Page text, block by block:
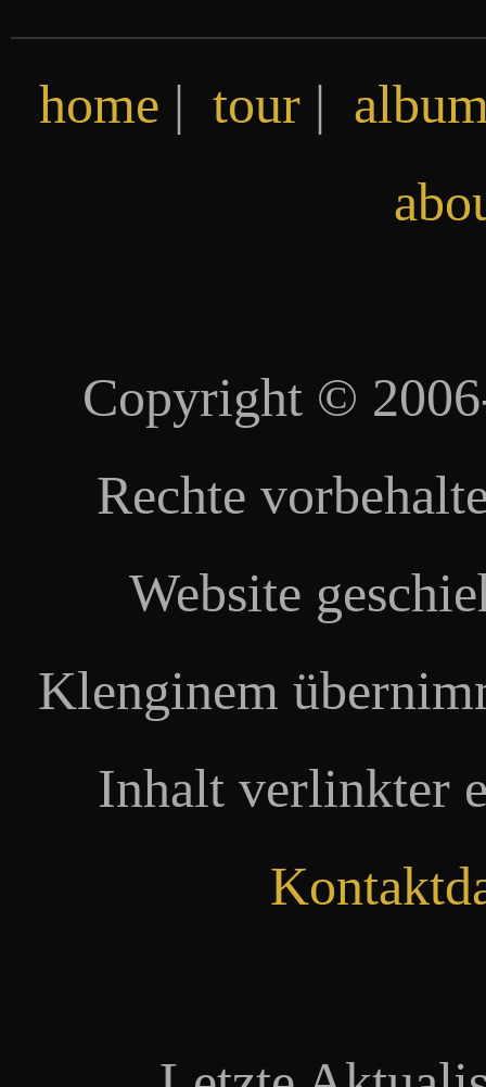
home | tour |
Copyright ©
Rechte
Website
Klenginem
Inhalt verlinkter